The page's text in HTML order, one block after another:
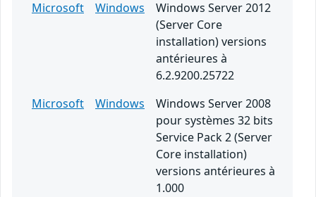
Microsoft
Windows
Windows Server 2012
(Server Core
installation) versions
antérieures à
6.2.9200.25722
Microsoft
Windows
Windows Server 2008
pour systèmes 32 bits
Service Pack 2 (Server
Core installation)
versions antérieures à
1.000